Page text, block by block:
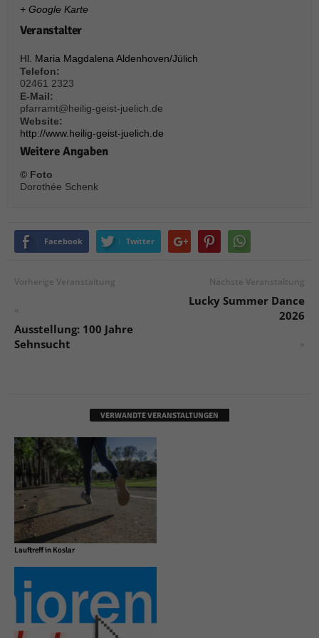
+ Google Karte
Veranstalter
Hl. Maria Magdalena Aldenhoven/Jülich
Telefon:
02461 2323‬
E-Mail:
pfarramt@heilig-geist-juelich.de
Website:
http://www.heilig-geist-juelich.de
Weitere Angaben
© Foto
Dorothée Schenk
Facebook Twitter
Vorherige Veranstaltung
«
Ausstellung: 100 Jahre
Sehnsucht
Nächste Veranstaltung
Lucky Summer Dance
2026
»
VERWANDTE VERANSTALTUNGEN
Lauftreff in Koslar
Inhalte von Videoplattformen und Social-Media-Plattformen werden
standardmäßig blockiert. Wenn Cookies von externen Medien akzeptiert
werden, bedarf der Zugriff auf diese Inhalte keiner manuellen Einwilligung
mehr.
Cookie-Informationen anzeigen
powered by Borlabs Cookie